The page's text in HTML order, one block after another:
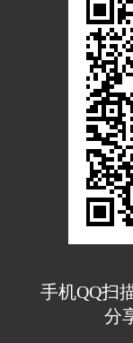
手机QQ扫
分